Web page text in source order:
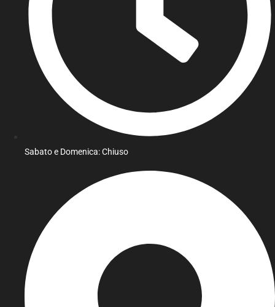
Sabato e Domenica: Chiuso